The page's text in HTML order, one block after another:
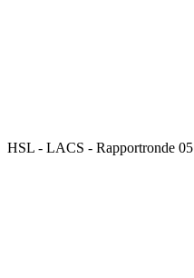
HSL - LACS - Rapportronde 05